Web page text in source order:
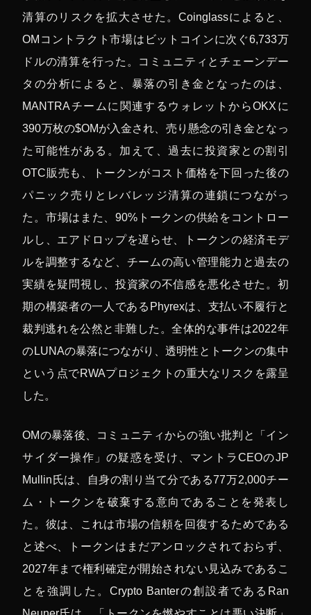
清算のリスクを拡大させた。Coinglassによると、
OMコントラクト市場はビットコインに次ぐ6,733万
ドルの清算を行った。コミュニティとチェーンデー
タの分析によると、暴落の引き金となったのは、
MANTRAチームに関連するウォレットからOKXに
390万枚の$OMが入金され、売り懸念の引き金となっ
た可能性がある。加えて、過去に投資家との割引
OTC販売も、トークンがコスト価格を下回った後の
パニック売りとレバレッジ清算の連鎖につながっ
た。市場はまた、90%トークンの供給をコントロー
ルし、エアドロップを遅らせ、トークンの経済モデ
ルを調整するなど、チームの高い管理能力と過去の
実績を疑問視し、投資家の不信感を悪化させた。初
期の構築者の一人であるPhyrexは、支払い不履行と
裁判逃れを公然と非難した。全体的な事件は2022年
のLUNAの暴落につながり、透明性とトークンの集中
という点でRWAプロジェクトの重大なリスクを露呈
した。
OMの暴落後、コミュニティからの強い批判と「イン
サイダー操作」の疑惑を受け、マントラCEOのJP
Mullin氏は、自身の割り当て分である77万2,000チー
ム・トークンを破棄する意向であることを発表し
た。彼は、これは市場の信頼を回復するためである
と述べ、トークンはまだアンロックされておらず、
2027年まで権利確定が開始されない見込みであるこ
とを強調した。Crypto Banterの創設者であるRan